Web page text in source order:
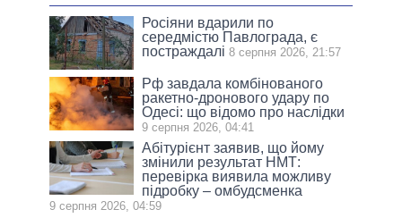
Росіяни вдарили по
середмістю Павлограда, є
постраждалі 8 серпня 2026, 21:57
Рф завдала комбінованого
ракетно-дронового удару по
Одесі: що відомо про наслідки
9 серпня 2026, 04:41
Абітурієнт заявив, що йому
змінили результат НМТ:
перевірка виявила можливу
підробку – омбудсменка
9 серпня 2026, 04:59